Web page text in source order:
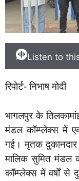
Listen to
रिपोर्ट- निभाष मोदी
भागलपुर के
मंडल कॉम्प्लेक्स में
गई। मृतक दुकानदार
मालिक सुमित मंडल
कॉम्प्लेक्स में वर्षों से